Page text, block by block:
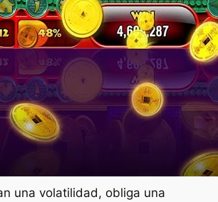
una volatilidad, obliga una